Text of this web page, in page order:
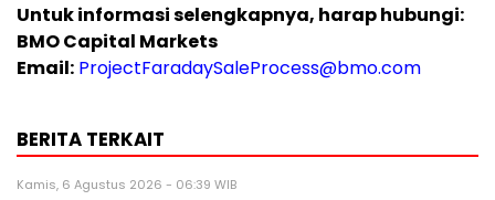
Untuk informasi selengkapnya, harap hubungi:
BMO Capital Markets
Email: ProjectFaradaySaleProcess@bmo.com
BERITA TERKAIT
Kamis, 6 Agustus 2026 - 06:39 WIB